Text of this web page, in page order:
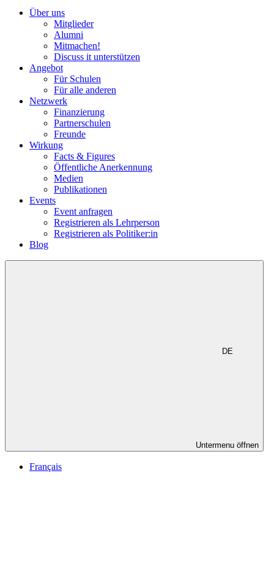
Über uns
Mitglieder
Alumni
Mitmachen!
Discuss it unterstützen
Angebot
Für Schulen
Für alle anderen
Netzwerk
Finanzierung
Partnerschulen
Freunde
Wirkung
Facts & Figures
Öffentliche Anerkennung
Medien
Publikationen
Events
Event anfragen
Registrieren als Lehrperson
Registrieren als Politiker:in
Blog
DE
Untermenu öffnen
Français